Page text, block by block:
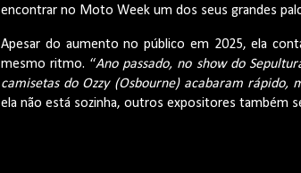
encontrar no Moto Week um dos seus grandes
Apesar do aumento no público em 2025, ela
mesmo ritmo. “Ano passado, no show do
camisetas do Ozzy (Osbourne) acabaram
ela não está sozinha, outros expositores também